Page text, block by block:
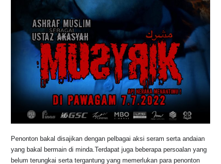
Penonton bakal disajikan dengan pelbagai aksi seram serta andaian
yang bakal bermain di minda.Terdapat juga beberapa persoalan yang
belum terungkai serta tergantung yang memerlukan para penonton